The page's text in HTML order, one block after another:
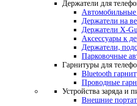
Держатели для
Автомобильные
Держатели на
Держатели X-
Аксессуары к
Держатели,
Парковочные
Гарнитуры для
Bluetooth
Проводные
Устройства заряда и
Внешние